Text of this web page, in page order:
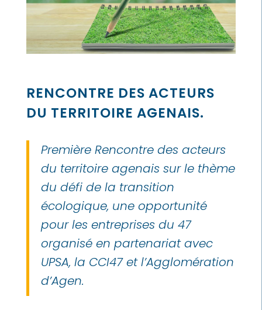
RENCONTRE DES ACTEURS
DU TERRITOIRE AGENAIS.
Première Rencontre des acteurs
du territoire agenais sur le thème
du défi de la transition
écologique, une opportunité
pour les entreprises du 47
organisé en partenariat avec
UPSA, la CCI47 et l’Agglomération
d’Agen.